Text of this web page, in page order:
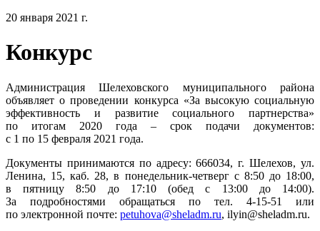
20 января 2021 г.
Конкурс
Администрация Шелеховского муниципального района
объявляет о проведении конкурса «За высокую социальную
эффективность и развитие социального партнерства»
по итогам 2020 года – срок подачи документов:
с 1 по 15 февраля 2021 года.
Документы принимаются по адресу: 666034, г. Шелехов, ул.
Ленина, 15, каб. 28, в понедельник-четверг с 8:50 до 18:00,
в пятницу 8:50 до 17:10 (обед с 13:00 до 14:00).
За подробностями обращаться по тел. 4-15-51 или
по электронной почте: petuhova@sheladm.ru, ilyin@sheladm.ru.